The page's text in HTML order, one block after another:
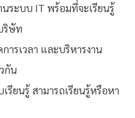
นระบบ IT พร้อมที่จะเรียนรู้
ริษัท
รเวลา และบริหารงาน
กัน
รียนรู้ สามารถเรียนรู้หรือหา